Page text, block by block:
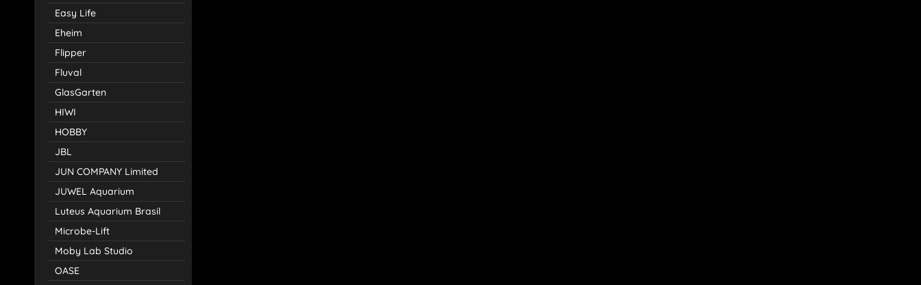
Easy Life
Eheim
Flipper
Fluval
GlasGarten
HIWI
HOBBY
JBL
JUN COMPANY Limited
JUWEL Aquarium
Luteus Aquarium Brasil
Microbe-Lift
Moby Lab Studio
OASE